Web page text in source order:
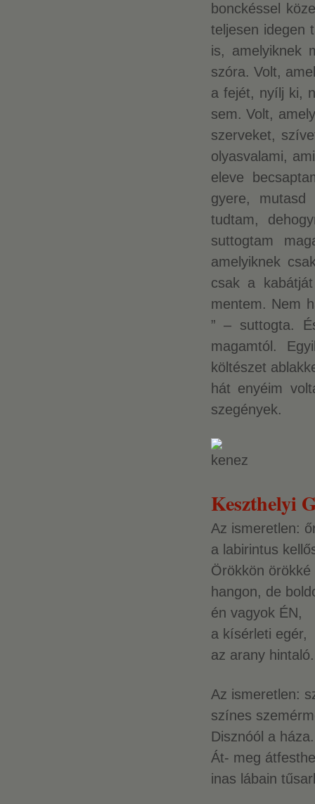
bonckéssel
teljesen idegen
is, amelyiknek
szóra. Volt,
a fejét, nyílj ki,
sem. Volt,
szerveket,
olyasvalami,
eleve
gyere,
tudtam,
suttogtam
amelyiknek
csak a
mentem. Nem
” – suttogta.
magamtól.
költészet
hát enyéim
szegények.
Keszthelyi
Az ismeretlen:
a labirintus
Örökkön
hangon, de
én vagyok ÉN,
a kísérleti egér,
az arany hintaló.
Az ismeretlen:
színes
Disznóól a háza.
Át- meg
inas lábain